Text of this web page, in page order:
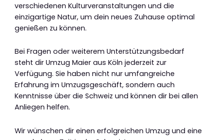
verschiedenen Kulturveranstaltungen und die
einzigartige Natur, um dein neues Zuhause optimal
genießen zu können.
Bei Fragen oder weiterem Unterstützungsbedarf
steht dir Umzug Maier aus Köln jederzeit zur
Verfügung. Sie haben nicht nur umfangreiche
Erfahrung im Umzugsgeschäft, sondern auch
Kenntnisse über die Schweiz und können dir bei allen
Anliegen helfen.
Wir wünschen dir einen erfolgreichen Umzug und eine